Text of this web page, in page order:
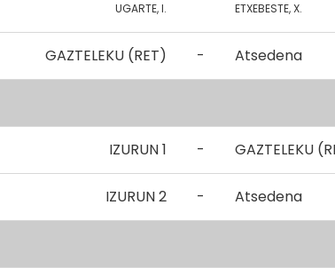
UGARTE, I.
ETXEBESTE, X.
GAZTELEKU (RET) - Atsedena
IZURUN 1 - GAZTELEKU
IZURUN 2 - Atsedena